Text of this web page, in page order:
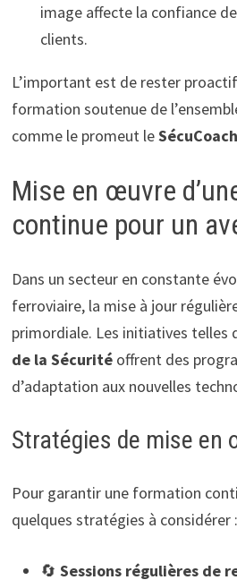
image affecte la confiance
clients.
L’important est de rester
formation soutenue de
comme le promeut le
Mise en œuvre
continue pour un
Dans un secteur en constante
ferroviaire, la mise à jour
primordiale. Les initiatives telles
de la Sécuritéoffrent des
d’adaptation aux nouvelles
Stratégies de mise en
Pour garantir une formation
quelques stratégies à considérer :
🔄 Sessions régulières de